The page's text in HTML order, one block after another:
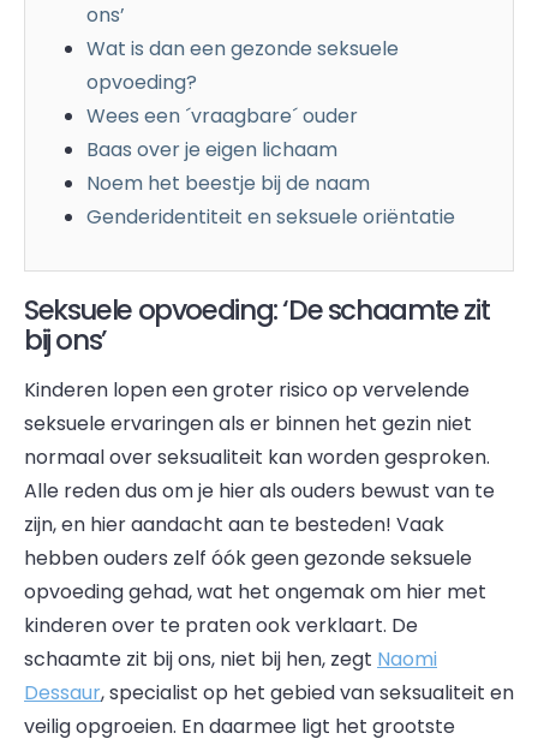
ons’
Wat is dan een gezonde seksuele
opvoeding?
Wees een ´vraagbare´ ouder
Baas over je eigen lichaam
Noem het beestje bij de naam
Genderidentiteit en seksuele oriëntatie
Seksuele opvoeding: ‘De schaamte zit
bij ons’
Kinderen lopen een groter risico op vervelende
seksuele ervaringen als er binnen het gezin niet
normaal over seksualiteit kan worden gesproken.
Alle reden dus om je hier als ouders bewust van te
zijn, en hier aandacht aan te besteden! Vaak
hebben ouders zelf óók geen gezonde seksuele
opvoeding gehad, wat het ongemak om hier met
kinderen over te praten ook verklaart. De
schaamte zit bij ons, niet bij hen, zegt Naomi
Dessaur, specialist op het gebied van seksualiteit en
veilig opgroeien. En daarmee ligt het grootste